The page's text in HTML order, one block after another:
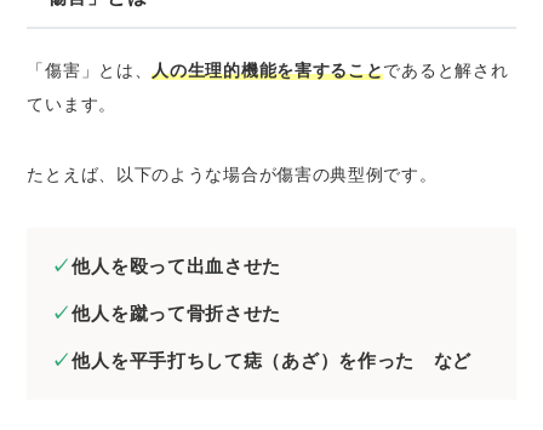
「傷害」とは、人の生理的機能を害することであると解され
ています。
たとえば、以下のような場合が傷害の典型例です。
他人を殴って出血させた
他人を蹴って骨折させた
他人を平手打ちして痣（あざ）を作った など